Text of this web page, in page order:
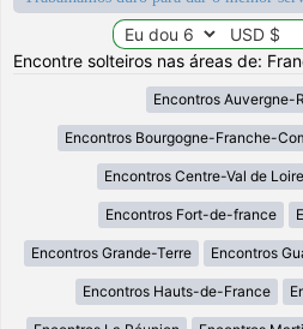
Encontre solteiros nas áreas de:
Encontros Auvergne-
Encontros Bourgogne-Franche-
Encontros Centre-Val de Loire
Encontros Fort-de-france
Encontros Grande-Terre Encontros
Encontros Hauts-de-France